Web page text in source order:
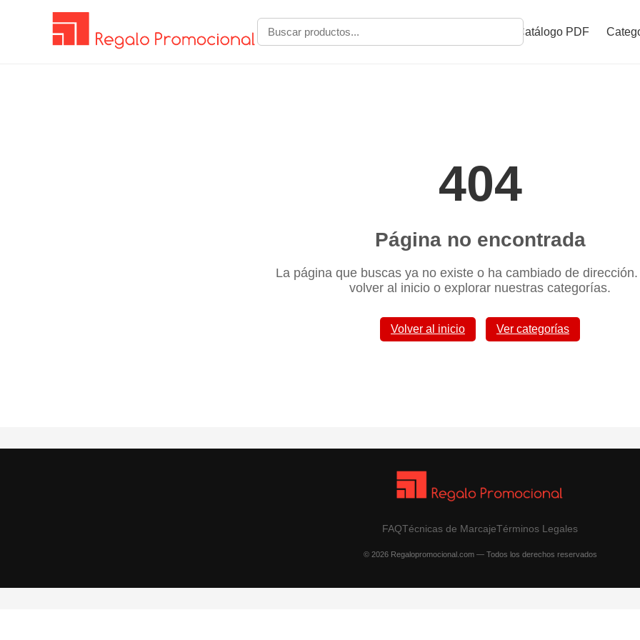
Catálogo PDF
404
Página no encontrada
La página que buscas ya no existe o ha cambiado de
volver al inicio o explorar nuestras categorías.
Volver al inicio Ver categorías
FAQTécnicas de MarcajeTérminos Legales
© 2026 Regalopromocional.com — Todos los derechos reservados